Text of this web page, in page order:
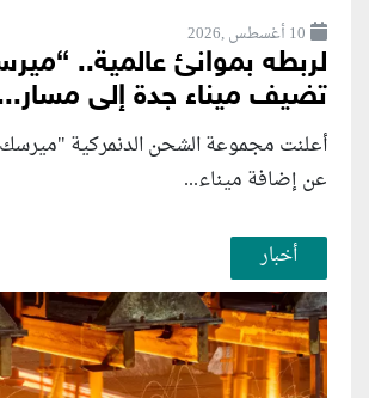
10 أغسطس ,2026
لربطه بموانئ عالمية..
تضيف ميناء جدة إلى
أعلنت مجموعة الشحن الدنمركية ​"ميرسك"
عن إضافة ميناء...
أخبار